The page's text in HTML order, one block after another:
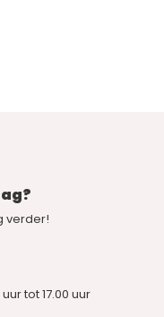
verder!
tot 17.00 uur